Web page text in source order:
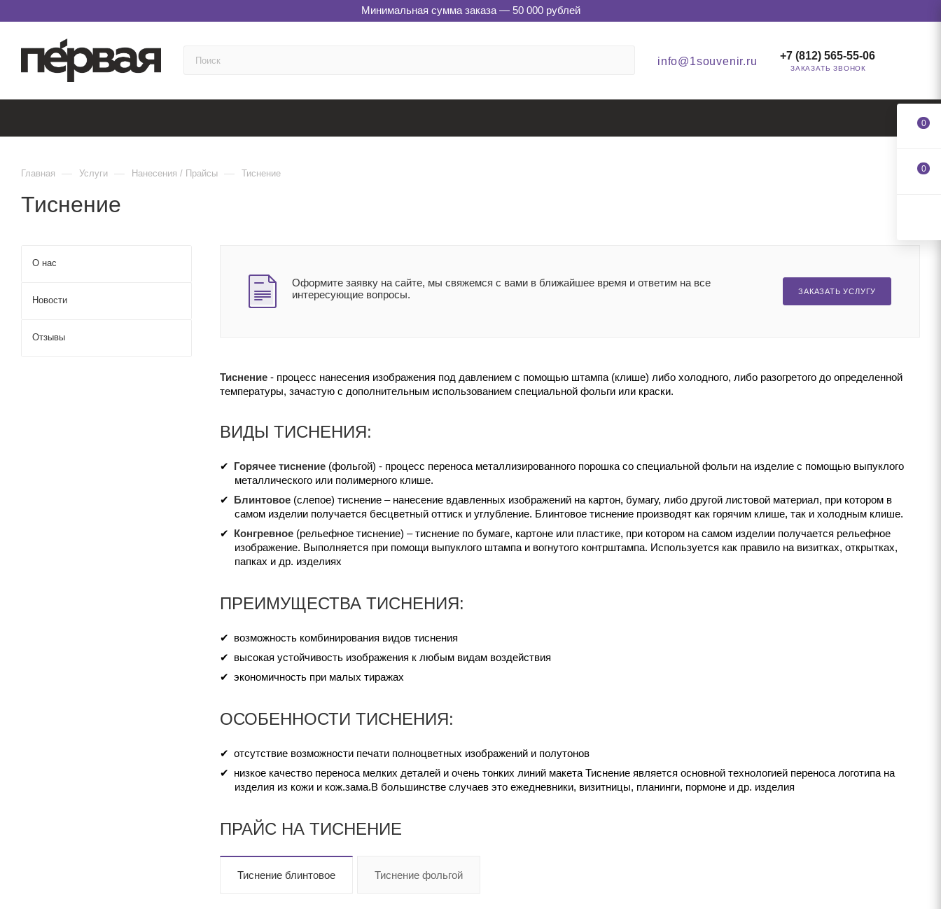
Минимальная сумма заказа — 50 000 рублей
info@1souvenir.ru +7 (812) 565-55-06
ЗАКАЗАТЬ ЗВОНОК
Главная — Услуги — Нанесения / Прайсы — Тиснение
Тиснение
Оформите заявку на сайте, мы свяжемся с вами в ближайшее время и ответим на все
интересующие вопросы.
ЗАКАЗАТЬ УСЛУГУ
Тиснение - процесс нанесения изображения под давлением с помощью штампа (клише) либо холодного, либо разогретого до определенной
температуры, зачастую с дополнительным использованием специальной фольги или краски.
ВИДЫ ТИСНЕНИЯ:
Горячее тиснение (фольгой) - процесс переноса металлизированного порошка со специальной фольги на изделие с помощью выпуклого
металлического или полимерного клише.
Блинтовое (слепое) тиснение – нанесение вдавленных изображений на картон, бумагу, либо другой листовой материал, при котором в
самом изделии получается бесцветный оттиск и углубление. Блинтовое тиснение производят как горячим клише, так и холодным клише.
Конгревное (рельефное тиснение) – тиснение по бумаге, картоне или пластике, при котором на самом изделии получается рельефное
изображение. Выполняется при помощи выпуклого штампа и вогнутого контрштампа. Используется как правило на визитках, открытках,
папках и др. изделиях
ПРЕИМУЩЕСТВА ТИСНЕНИЯ:
возможность комбинирования видов тиснения
высокая устойчивость изображения к любым видам воздействия
экономичность при малых тиражах
ОСОБЕННОСТИ ТИСНЕНИЯ:
отсутствие возможности печати полноцветных изображений и полутонов
низкое качество переноса мелких деталей и очень тонких линий макета Тиснение является основной технологией переноса логотипа на
изделия из кожи и кож.зама.В большинстве случаев это ежедневники, визитницы, планинги, пормоне и др. изделия
ПРАЙС НА ТИСНЕНИЕ
Тиснение блинтовое Тиснение фольгой
О нас
Новости
Отзывы
0
0